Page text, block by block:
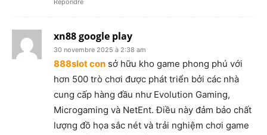
xn88 google play
30 novembre 2025 à 2:38 am
888slot con sở hữu kho game phong phú với
hơn 500 trò chơi được phát triển bởi các nhà
cung cấp hàng đầu như Evolution Gaming,
Microgaming và NetEnt. Điều này đảm bảo chất
lượng đồ họa sắc nét và trải nghiệm chơi game